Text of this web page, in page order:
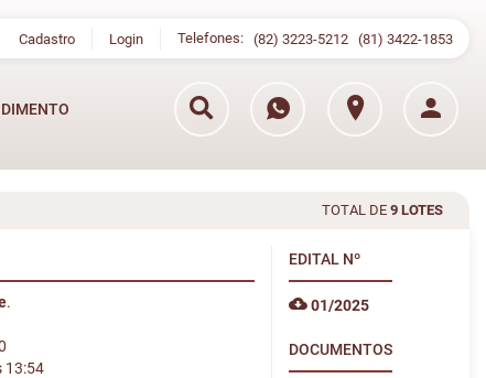
Cadastro Login Telefones: (82) 3223-5212 (81) 3422-1853
TOTAL DE 9 LOTES
.
13:54
EDITAL Nº
01/2025
DOCUMENTOS